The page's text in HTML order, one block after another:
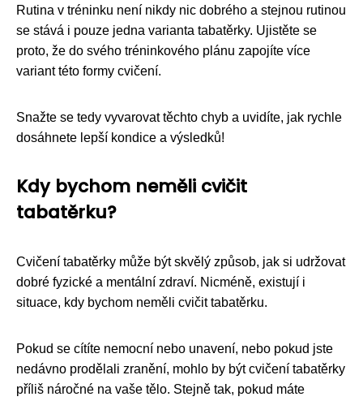
Rutina v tréninku není nikdy nic dobrého a stejnou rutinou
se stává i pouze jedna varianta tabatěrky. Ujistěte se
proto, že do svého tréninkového plánu zapojíte více
variant této formy cvičení.
Snažte se tedy vyvarovat těchto chyb a uvidíte, jak rychle
dosáhnete lepší kondice a výsledků!
Kdy bychom neměli cvičit
tabatěrku?
Cvičení tabatěrky může být skvělý způsob, jak si udržovat
dobré fyzické a mentální zdraví. Nicméně, existují i
situace, kdy bychom neměli cvičit tabatěrku.
Pokud se cítíte nemocní nebo unavení, nebo pokud jste
nedávno prodělali zranění, mohlo by být cvičení tabatěrky
příliš náročné na vaše tělo. Stejně tak, pokud máte